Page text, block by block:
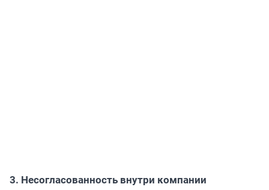
3. Несогласованность внутри компании